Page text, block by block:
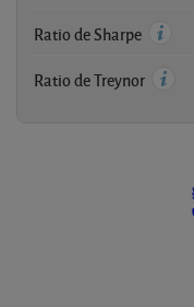
Ratio de Sharpe
Ratio de Treynor